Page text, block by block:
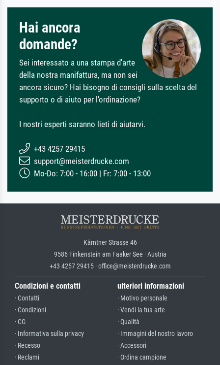
Hai ancora
domande?
Sei interessato a una stampa d'arte
della nostra manifattura, ma non sei
ancora sicuro? Hai bisogno di consigli sulla scelta del
supporto o di aiuto per l'ordinazione?
I nostri esperti saranno lieti di aiutarvi.
+43 4257 29415
support@meisterdrucke.com
Mo-Do: 7:00 - 16:00 | Fr: 7:00 - 13:00
Kärntner Strasse 46
9586 Finkenstein am Faaker See · Austria
+43 4257 29415 · office@meisterdrucke.com
Condizioni e contatti
· Contatti
· Condizioni
· CG
· Informativa sulla privacy
· Recesso
· Reclami
ulteriori informazioni
· Motivo personale
· Vendi la tua arte
· Qualità
· Immagini del nostro lavoro
· Accessori
· Ordina campione